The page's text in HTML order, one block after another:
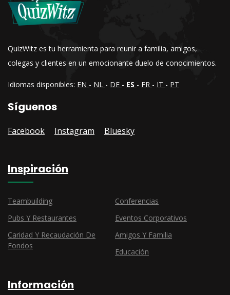
QuizWitz es tu herramienta para reunir a familia, amigos,
colegas y clientes en un emocionante duelo de conocimientos.
Idiomas disponibles: EN - NL - DE - ES - FR - IT - PT
Síguenos
Facebook Instagram Bluesky
Inspiración
Teambuilding
Conferencias
Pubs Y Restaurantes
Eventos Corporativos
Caridad Y Recaudación De
Fondos
Amigos Y Familia
Educación
Información